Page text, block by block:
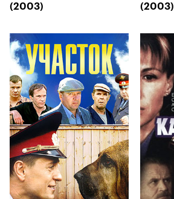
(2003) (2003)